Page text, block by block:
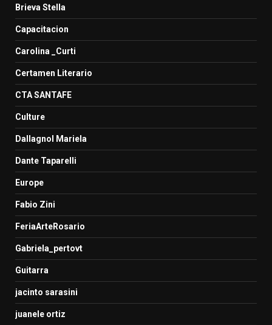
Brieva Stella
Capacitacion
Carolina _Curti
Certamen Literario
CTA SANTAFE
Culture
Dallagnol Mariela
Dante Taparelli
Europe
Fabio Zini
FeriaArteRosario
Gabriela_pertovt
Guitarra
jacinto sarasini
juanele ortiz